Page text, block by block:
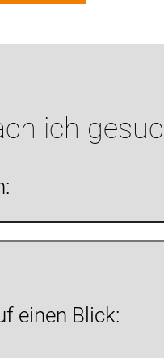
ich
einen Blick: